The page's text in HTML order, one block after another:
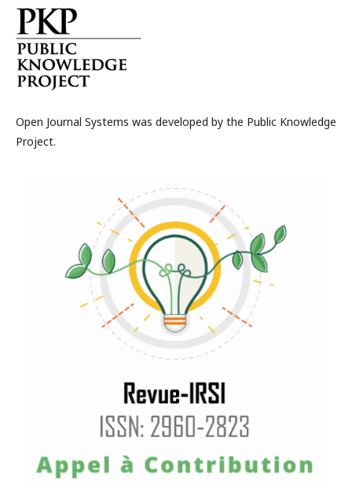
Open Journal Systems was developed by the Public Knowledge
Project.